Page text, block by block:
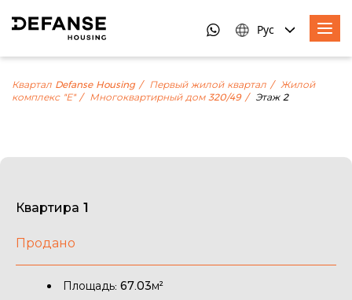
Рус
Квартал Defanse Housing Первый жилой квартал
Жилой
комплекс "Е"
Многоквартирный дом 320/49 Этаж 2
Квартира 1
Продано
Площадь: 67.03м²